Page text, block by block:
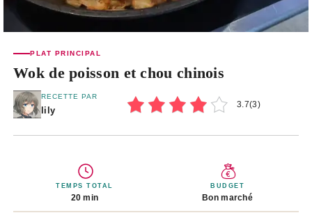
PLAT PRINCIPAL
Wok de poisson et chou chinois
RECETTE PAR
lily
3.7(3)
TEMPS TOTAL
20 min
BUDGET
Bon marché